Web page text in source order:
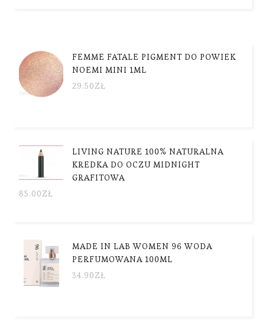
FEMME FATALE PIGMENT DO POWIEK
NOEMI MINI 1ML
29.50ZŁ
LIVING NATURE 100% NATURALNA
KREDKA DO OCZU MIDNIGHT
GRAFITOWA
85.00ZŁ
MADE IN LAB WOMEN 96 WODA
PERFUMOWANA 100ML
34.90ZŁ